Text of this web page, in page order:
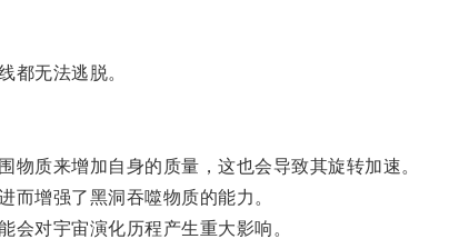
无法逃脱。
质来增加自身的质量，这也会导致其旋转加速。
增强了黑洞吞噬物质的能力。
对宇宙演化历程产生重大影响。